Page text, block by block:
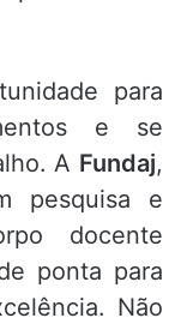
para
e se
A Fundaj,
pesquisa e
docente
ponta para
Não